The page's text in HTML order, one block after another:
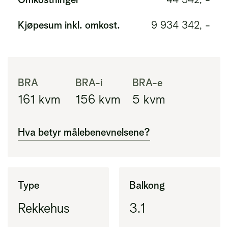
Kjøpesum inkl. omkost. 9 934 342, -
BRA
161 kvm
BRA-i
156 kvm
BRA-e
5 kvm
Hva betyr målebenevnelsene?
(BRA-i) pluss eksternt areal (BRA-e)
Type
Rekkehus
Balkong
3.1